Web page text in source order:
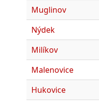
Muglinov
Nýdek
Milíkov
Malenovice
Hukovice